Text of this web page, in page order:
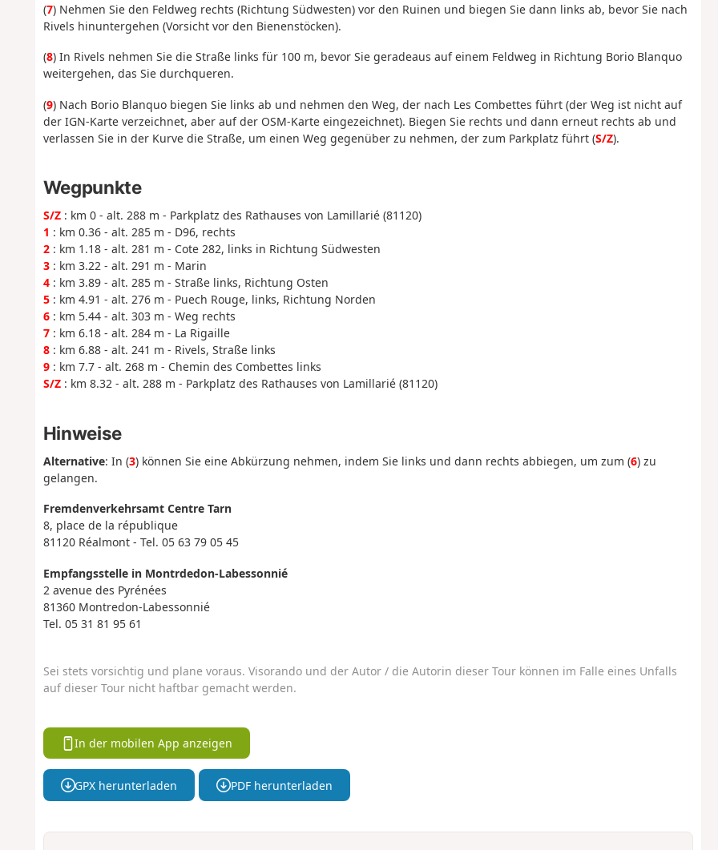
(7) Nehmen Sie den Feldweg rechts (Richtung Südwesten) vor den Ruinen und biegen Sie dann links ab, bevor Sie nach
Rivels hinuntergehen (Vorsicht vor den Bienenstöcken).
(8) In Rivels nehmen Sie die Straße links für 100 m, bevor Sie geradeaus auf einem Feldweg in Richtung Borio Blanquo
weitergehen, das Sie durchqueren.
(9) Nach Borio Blanquo biegen Sie links ab und nehmen den Weg, der nach Les Combettes führt (der Weg ist nicht auf
der IGN-Karte verzeichnet, aber auf der OSM-Karte eingezeichnet). Biegen Sie rechts und dann erneut rechts ab und
verlassen Sie in der Kurve die Straße, um einen Weg gegenüber zu nehmen, der zum Parkplatz führt (S/Z).
Wegpunkte
S/Z: km 0 - alt. 288 m - Parkplatz des Rathauses von Lamillarié (81120)
1 : km 0.36 - alt. 285 m - D96, rechts
2: km 1.18 - alt. 281 m - Cote 282, links in Richtung Südwesten
3: km 3.22 - alt. 291 m - Marin
4: km 3.89 - alt. 285 m - Straße links, Richtung Osten
5: km 4.91 - alt. 276 m - Puech Rouge, links, Richtung Norden
6: km 5.44 - alt. 303 m - Weg rechts
7: km 6.18 - alt. 284 m - La Rigaille
8: km 6.88 - alt. 241 m - Rivels, Straße links
9: km 7.7 - alt. 268 m - Chemin des Combettes links
S/Z: km 8.32 - alt. 288 m - Parkplatz des Rathauses von Lamillarié (81120)
Hinweise
Alternative: In (3) können Sie eine Abkürzung nehmen, indem Sie links und dann rechts abbiegen, um zum (6) zu
gelangen.
Fremdenverkehrsamt Centre Tarn
8, place de la république
81120 Réalmont - Tel. 05 63 79 05 45
Empfangsstelle in Montrdedon-Labessonnié
2 avenue des Pyrénées
81360 Montredon-Labessonnié
Tel. 05 31 81 95 61
Sei stets vorsichtig und plane voraus. Visorando und der Autor / die Autorin dieser Tour können im Falle eines Unfalls
auf dieser Tour nicht haftbar gemacht werden.
In der mobilen App anzeigen
GPX herunterladen PDF herunterladen